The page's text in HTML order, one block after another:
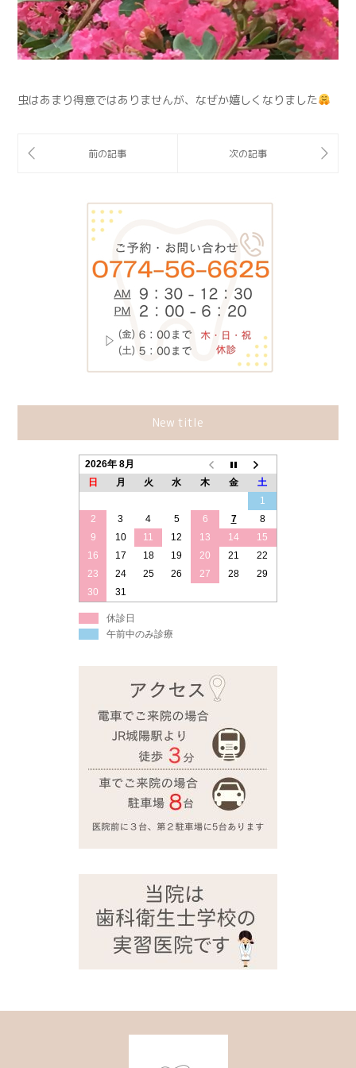
虫はあまり得意ではありませんが、なぜか嬉しくなりました
New title
2026年 8月
日
月 火 水 木 金
土
1
2
3 4 5 6 7
8
9
10 11 12 13 14
15
16
17 18 19 20 21
22
23
24 25 26 27 28
29
30
31
休診日
午前中のみ診療